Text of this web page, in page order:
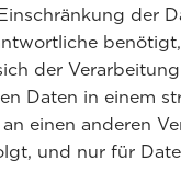
der
der
Daten in einem
einen anderen
und nur für